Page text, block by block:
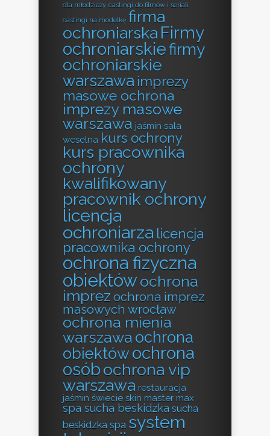
dla młodzieży castingi do filmów i seriali
castingi na modelkę firma
ochroniarska Firmy
ochroniarskiefirmy
ochroniarskie
warszawa imprezy
masowe ochrona
imprezy masowe
warszawa jaśmin sala
weselna kurs ochrony
kurs pracownika
ochrony
kwalifikowany
pracownik ochrony
licencja
ochroniarza licencja
pracownika ochrony
ochrona fizyczna
obiektówochrona
imprez ochrona imprez
masowych wrocław
ochrona mienia
warszawa ochrona
obiektów ochrona
osóbochrona vip
warszawa restauracja
jaśmin świecie skin master max
spa sucha beskidzka sucha
beskidzka spa system